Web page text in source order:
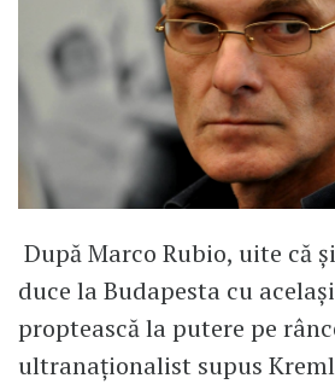
După Marco Rubio, uite că și
duce la Budapesta cu
proptească la putere pe
ultranaționalist supus